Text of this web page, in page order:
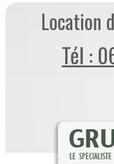
Location
Tél :